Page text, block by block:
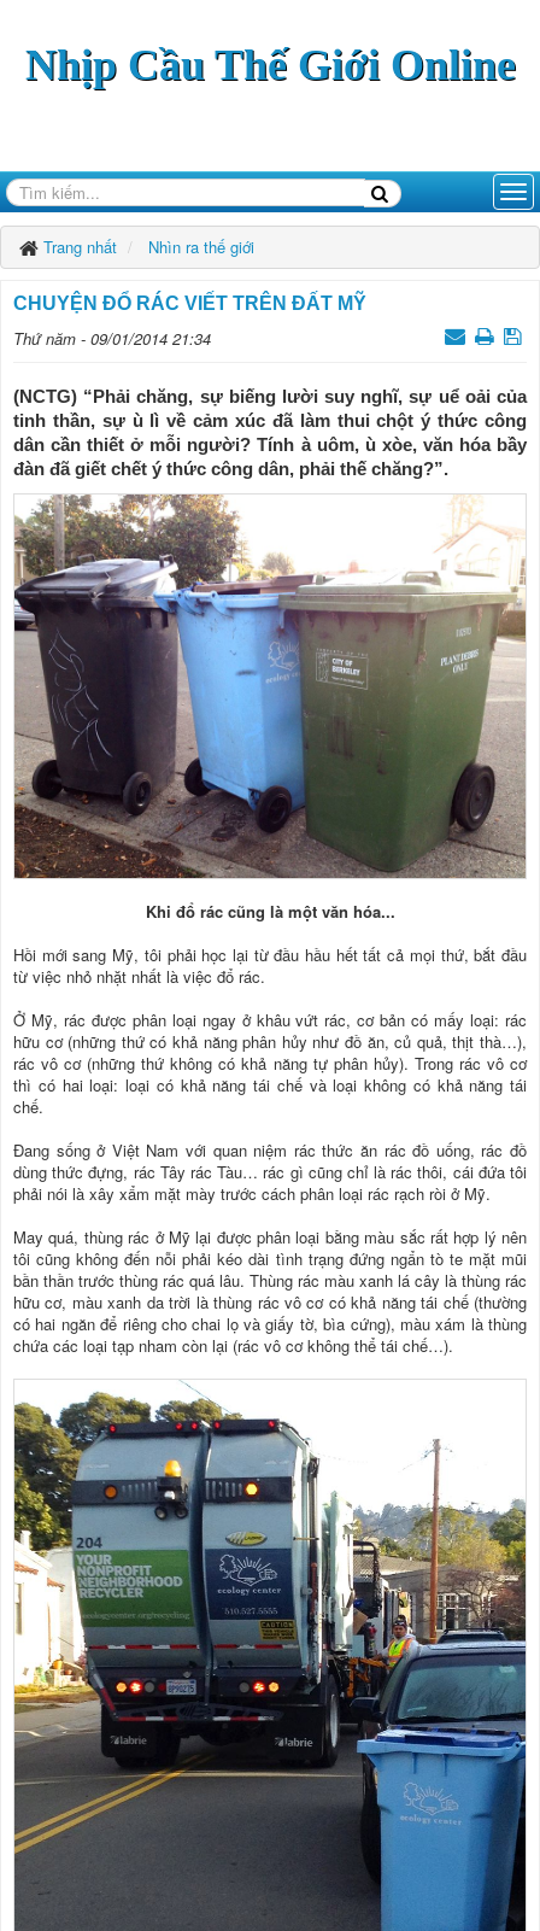
Nhịp Cầu Thế Giới Online
Trang nhất Nhìn ra thế giới
CHUYỆN ĐỔ RÁC VIẾT TRÊN ĐẤT MỸ
Thứ năm - 09/01/2014 21:34
(NCTG) “Phải chăng, sự biếng lười suy nghĩ, sự uể oải của
tinh thần, sự ù lì về cảm xúc đã làm thui chột ý thức công
dân cần thiết ở mỗi người? Tính à uôm, ù xòe, văn hóa bầy
đàn đã giết chết ý thức công dân, phải thế chăng?”.
Khi đổ rác cũng là một văn hóa...
Hồi mới sang Mỹ, tôi phải học lại từ đầu hầu hết tất cả mọi thứ, bắt đầu
từ việc nhỏ nhặt nhất là việc đổ rác.
Ở Mỹ, rác được phân loại ngay ở khâu vứt rác, cơ bản có mấy loại: rác
hữu cơ (những thứ có khả năng phân hủy như đồ ăn, củ quả, thịt thà…),
rác vô cơ (những thứ không có khả năng tự phân hủy). Trong rác vô cơ
thì có hai loại: loại có khả năng tái chế và loại không có khả năng tái
chế.
Đang sống ở Việt Nam với quan niệm rác thức ăn rác đồ uống, rác đồ
dùng thức đựng, rác Tây rác Tàu… rác gì cũng chỉ là rác thôi, cái đứa tôi
phải nói là xây xẩm mặt mày trước cách phân loại rác rạch ròi ở Mỹ.
May quá, thùng rác ở Mỹ lại được phân loại bằng màu sắc rất hợp lý nên
tôi cũng không đến nỗi phải kéo dài tình trạng đứng ngẩn tò te mặt mũi
bần thần trước thùng rác quá lâu. Thùng rác màu xanh lá cây là thùng rác
hữu cơ, màu xanh da trời là thùng rác vô cơ có khả năng tái chế (thường
có hai ngăn để riêng cho chai lọ và giấy tờ, bìa cứng), màu xám là thùng
chứa các loại tạp nham còn lại (rác vô cơ không thể tái chế…).